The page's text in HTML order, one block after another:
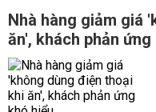
Nhà hàng giảm giá
ăn', khách phản ứng